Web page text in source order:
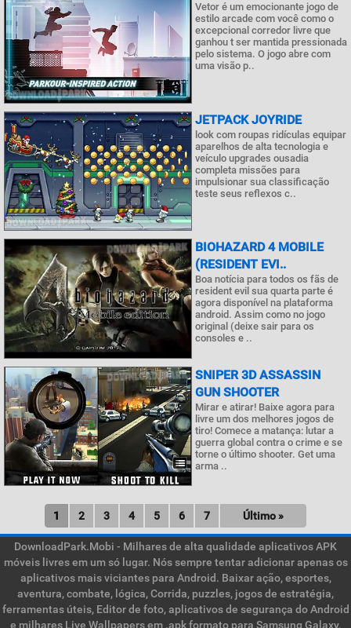
Vetor é um emocionante jogo de
estilo arcade com você como o
excepcional corredor livre que
ganhou t ser mantida pressionada
pelo sistema. O jogo abre com
uma visão p..
JETPACK JOYRIDE
look com roupas ridículas equipar
aparelhos de alta tecnologia e
veículo upgrades ousadia
completa missões para
impulsionar sua classificação
teste seus reflexos c..
BIOHAZARD 4 MOBILE
(RESIDENT EVI..
Boa notícia para todos os fãs de
resident evil sua quarta parte é
agora disponível na plataforma
android. Assim como no jogo
original (deixe sair para os
consoles e ..
SNIPER 3D ASSASSIN
GUN SHOOTER
Mirar e atirar! Baixe agora para
livre um dos melhores jogos de
tiro! Comece a matança: lutar a
guerra global contra o crime e se
torne o último shooter. Get uma
arma ..
1 2 3 4 5 6 7 Último »
DownloadPark.Mobi - Milhares de alta qualidade aplicativos APK
móveis livres em um só lugar. Nós sempre tentar adicionar apenas os
aplicativos mais viciantes para Android. Baixar ação, esportes,
aventura, combate, lógica, Corrida, puzzles, jogos de estratégia,
ferramentas úteis, Editor de foto, aplicativos de segurança do Android
e milhares Live Wallpapers em .apk formato para Samsung Galaxy,